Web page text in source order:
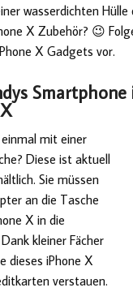
wasserdichten Hülle
X Zubehör? 😉
X Gadgets vor.
mit einer
Diese ist aktuell
Sie müssen
an die Tasche
X in die
kleiner Fächer
dieses iPhone X
verstauen.